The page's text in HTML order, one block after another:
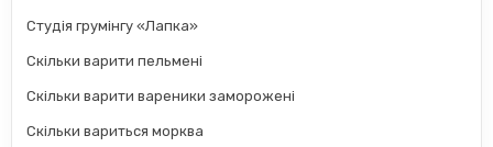
Студія грумінгу «Лапка»
Скільки варити пельмені
Скільки варити вареники заморожені
Скільки вариться морква